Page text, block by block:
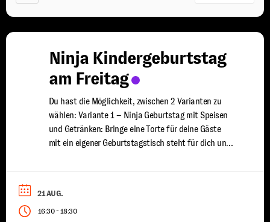
Ninja Kindergeburtstag
am Freitag
Du hast die Möglichkeit, zwischen 2 Varianten zu
wählen: Variante 1 – Ninja Geburtstag mit Speisen
und Getränken: Bringe eine Torte für deine Gäste
mit ein eigener Geburtstagstisch steht für dich und
21 AUG.
16:30-18:30